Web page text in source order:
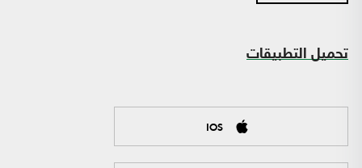
تحميل التطبيقات
IOS